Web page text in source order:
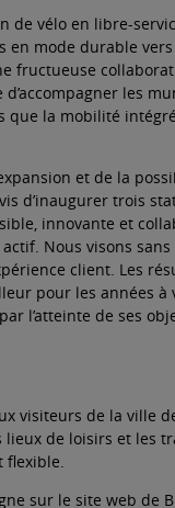
de vélo en libre-
mode durable
fructueuse
les
que la mobilité
et de la
d’inaugurer trois
innovante et
Nous visons sans
client. Les
pour les années
l’atteinte de ses
visiteurs de la ville
de loisirs et les
flexible.
sur le site web de